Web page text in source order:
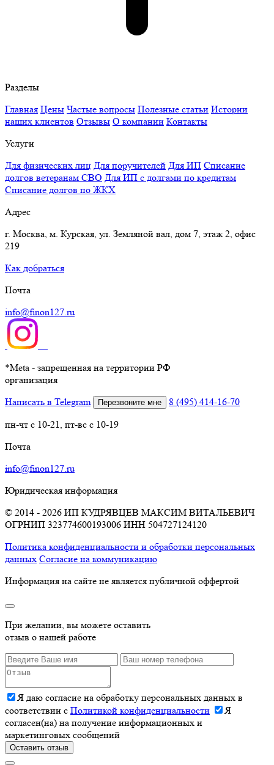
Разделы
Главная Цены Частые вопросы Полезные статьи Истории
наших клиентов Отзывы О компании Контакты
Услуги
Для физических лиц Для поручителей Для ИП Списание
долгов ветеранам СВО Для ИП с долгами по кредитам
Списание долгов по ЖКХ
Адрес
г. Москва, м. Курская, ул. Земляной вал, дом 7, этаж 2, офис
219
Как добраться
Почта
info@finon127.ru
*Meta - запрещенная на территории РФ
организация
Написать в Telegram
Перезвоните мне
8 (495) 414-16-70
пн-чт с 10-21, пт-вс с 10-19
Почта
info@finon127.ru
Юридическая информация
© 2014 - 2026 ИП КУДРЯВЦЕВ МАКСИМ ВИТАЛЬЕВИЧ
ОГРНИП 323774600193006 ИНН 504727124120
Политика конфиденциальности и обработки персональных
данных Согласие на коммуникацию
Информация на сайте не является публичной оффертой
При желании, вы можете оставить
отзыв о нашей работе
Я даю согласие на обработку персональных данных в
соответствии с Политикой конфиденциальности
Я
согласен(на) на получение информационных и
маркетинговых сообщений
Оставить отзыв